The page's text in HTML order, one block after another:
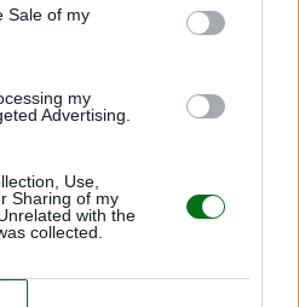
Sale of my
my
Advertising.
Use,
Sharing of my
with the
collected.
que incluyan los
anfetaminas, barbitúricos,
laboral o